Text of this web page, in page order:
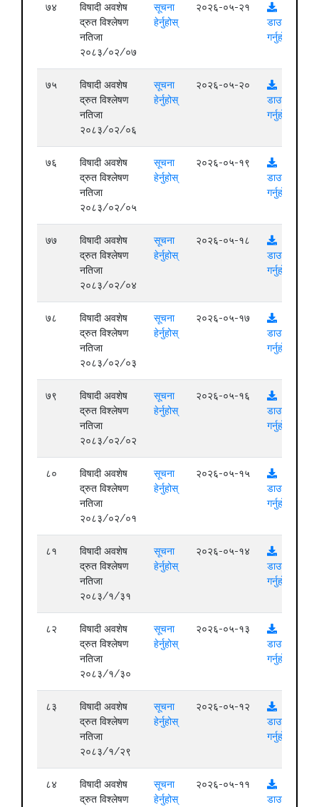
७४
विषादी अवशेष
द्रुत विश्लेषण
नतिजा
२०८३/०२/०७
सूचना
हेर्नुहोस्
२०२६-०५-२१
डाउनलोड
गर्नुहोस्
७५
विषादी अवशेष
द्रुत विश्लेषण
नतिजा
२०८३/०२/०६
सूचना
हेर्नुहोस्
२०२६-०५-२०
डाउनलोड
गर्नुहोस्
७६
विषादी अवशेष
द्रुत विश्लेषण
नतिजा
२०८३/०२/०५
सूचना
हेर्नुहोस्
२०२६-०५-१९
डाउनलोड
गर्नुहोस्
७७
विषादी अवशेष
द्रुत विश्लेषण
नतिजा
२०८३/०२/०४
सूचना
हेर्नुहोस्
२०२६-०५-१८
डाउनलोड
गर्नुहोस्
७८
विषादी अवशेष
द्रुत विश्लेषण
नतिजा
२०८३/०२/०३
सूचना
हेर्नुहोस्
२०२६-०५-१७
डाउनलोड
गर्नुहोस्
७९
विषादी अवशेष
द्रुत विश्लेषण
नतिजा
२०८३/०२/०२
सूचना
हेर्नुहोस्
२०२६-०५-१६
डाउनलोड
गर्नुहोस्
८०
विषादी अवशेष
द्रुत विश्लेषण
नतिजा
२०८३/०२/०१
सूचना
हेर्नुहोस्
२०२६-०५-१५
डाउनलोड
गर्नुहोस्
८१
विषादी अवशेष
द्रुत विश्लेषण
नतिजा
२०८३/१/३१
सूचना
हेर्नुहोस्
२०२६-०५-१४
डाउनलोड
गर्नुहोस्
८२
विषादी अवशेष
द्रुत विश्लेषण
नतिजा
२०८३/१/३०
सूचना
हेर्नुहोस्
२०२६-०५-१३
डाउनलोड
गर्नुहोस्
८३
विषादी अवशेष
द्रुत विश्लेषण
नतिजा
२०८३/१/२९
सूचना
हेर्नुहोस्
२०२६-०५-१२
डाउनलोड
गर्नुहोस्
८४
विषादी अवशेष
द्रुत विश्लेषण
सूचना
हेर्नुहोस्
२०२६-०५-११
डाउनलोड